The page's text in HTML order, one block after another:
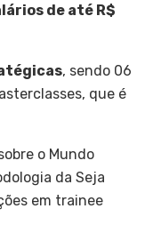
de até R$
, sendo 06
que é
o Mundo
da Seja
em trainee